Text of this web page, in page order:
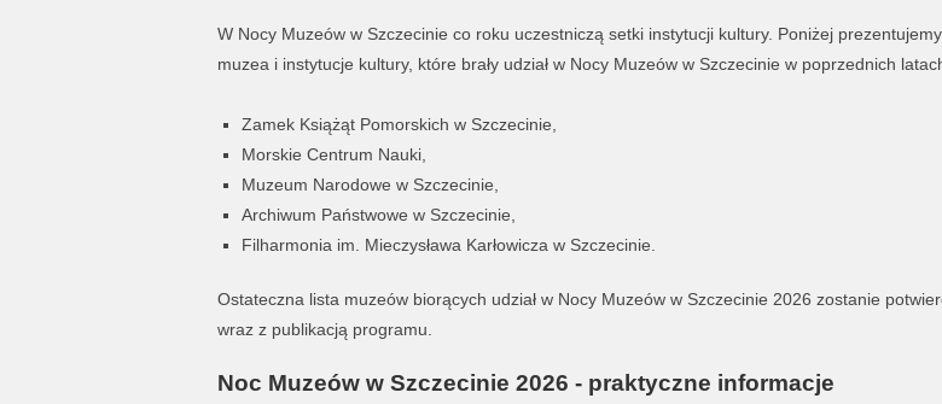
W Nocy Muzeów w Szczecinie co roku uczestniczą setki instytucji kultury. Poniżej
muzea i instytucje kultury, które brały udział w Nocy Muzeów w Szczecinie w poprzednich
Zamek Książąt Pomorskich w Szczecinie,
Morskie Centrum Nauki,
Muzeum Narodowe w Szczecinie,
Archiwum Państwowe w Szczecinie,
Filharmonia im. Mieczysława Karłowicza w Szczecinie.
Ostateczna lista muzeów biorących udział w Nocy Muzeów w Szczecinie 2026 zostanie
wraz z publikacją programu.
Noc Muzeów w Szczecinie 2026 - praktyczne informacje